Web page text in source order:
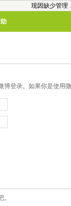
现因缺少管理
登录。如果你是使用